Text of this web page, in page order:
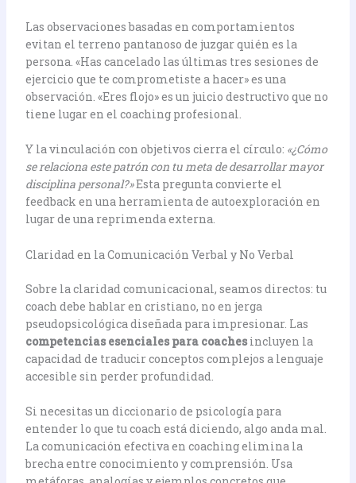
Las observaciones basadas en comportamientos
evitan el terreno pantanoso de juzgar quién es la
persona. «Has cancelado las últimas tres sesiones de
ejercicio que te comprometiste a hacer» es una
observación. «Eres flojo» es un juicio destructivo que no
tiene lugar en el coaching profesional.
Y la vinculación con objetivos cierra el círculo: «¿Cómo
se relaciona este patrón con tu meta de desarrollar mayor
disciplina personal?»Esta pregunta convierte el
feedback en una herramienta de autoexploración en
lugar de una reprimenda externa.
Claridad en la Comunicación Verbal y No Verbal
Sobre la claridad comunicacional, seamos directos: tu
coach debe hablar en cristiano, no en jerga
pseudopsicológica diseñada para impresionar. Las
competencias esenciales para coachesincluyen la
capacidad de traducir conceptos complejos a lenguaje
accesible sin perder profundidad.
Si necesitas un diccionario de psicología para
entender lo que tu coach está diciendo, algo anda mal.
La comunicación efectiva en coaching elimina la
brecha entre conocimiento y comprensión. Usa